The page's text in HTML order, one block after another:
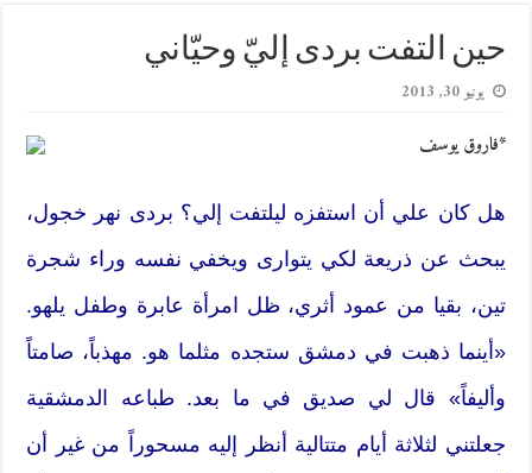
حين التفت بردى إليّ وحيّاني
يونيو 30, 2013
*فاروق يوسف
هل كان علي أن استفزه ليلتفت إلي؟ بردى نهر خجول،
يبحث عن ذريعة لكي يتوارى ويخفي نفسه وراء شجرة
تين، بقيا من عمود أثري، ظل امرأة عابرة وطفل يلهو.
«أينما ذهبت في دمشق ستجده مثلما هو. مهذباً، صامتاً
وأليفاً» قال لي صديق في ما بعد. طباعه الدمشقية
جعلتني لثلاثة أيام متتالية أنظر إليه مسحوراً من غير أن